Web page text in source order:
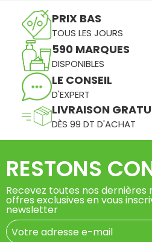
PRIX BAS
TOUS LES JOURS
590 MARQUES
DISPONIBLES
LE CONSEIL
D'EXPERT
LIVRAISON
DÈS 99 DT D'ACHAT
RESTONS
Recevez toutes nos dernières
offres exclusives en vous
newsletter